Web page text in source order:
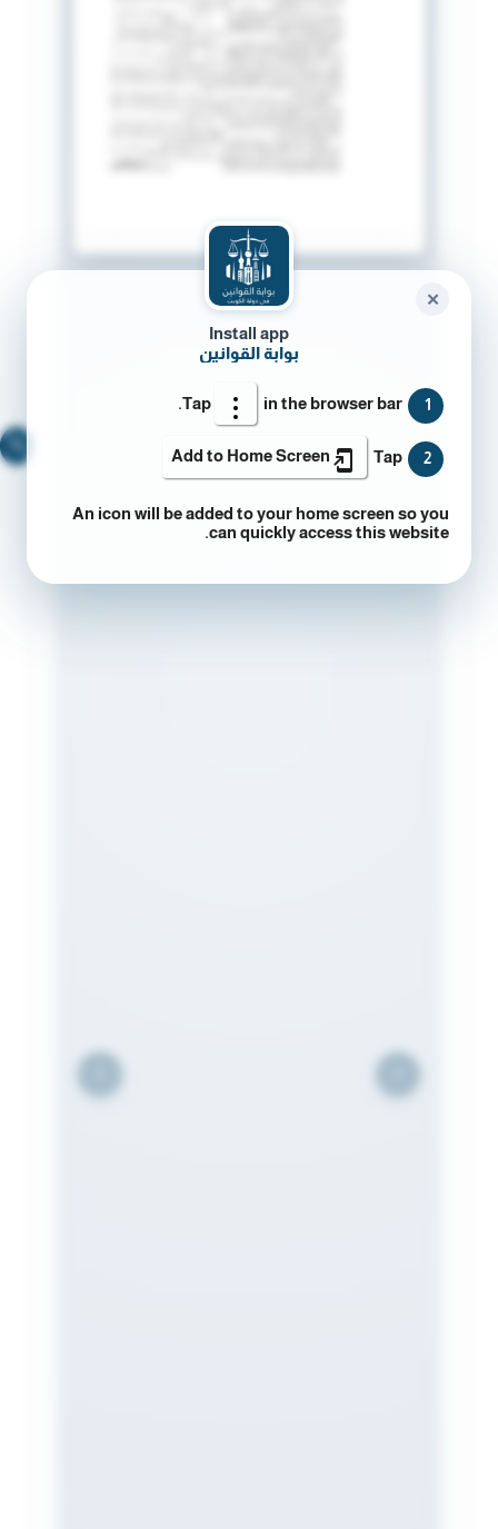
Install app
بوابة القوانين
1
Tap in the browser bar.
2
Tap
Add to Home Screen
An icon will be added to your home screen so you
can quickly access this website.
✕